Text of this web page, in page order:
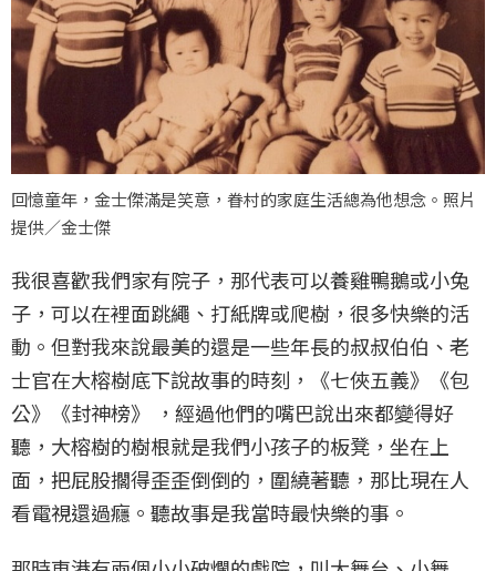
回憶童年，金士傑滿是笑意，眷村的家庭生活總為他想念。照片
提供／金士傑
我很喜歡我們家有院子，那代表可以養雞鴨鵝或小兔
子，可以在裡面跳繩、打紙牌或爬樹，很多快樂的活
動。但對我來說最美的還是一些年長的叔叔伯伯、老
士官在大榕樹底下說故事的時刻，《七俠五義》《包
公》《封神榜》 ，經過他們的嘴巴說出來都變得好
聽，大榕樹的樹根就是我們小孩子的板凳，坐在上
面，把屁股擱得歪歪倒倒的，圍繞著聽，那比現在人
看電視還過癮。聽故事是我當時最快樂的事。